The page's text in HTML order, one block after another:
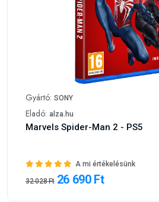
Gyártó: SONY
Eladó: alza.hu
Marvels Spider-Man 2 - PS5
A mi értékelésünk
32 028 Ft 26 690 Ft